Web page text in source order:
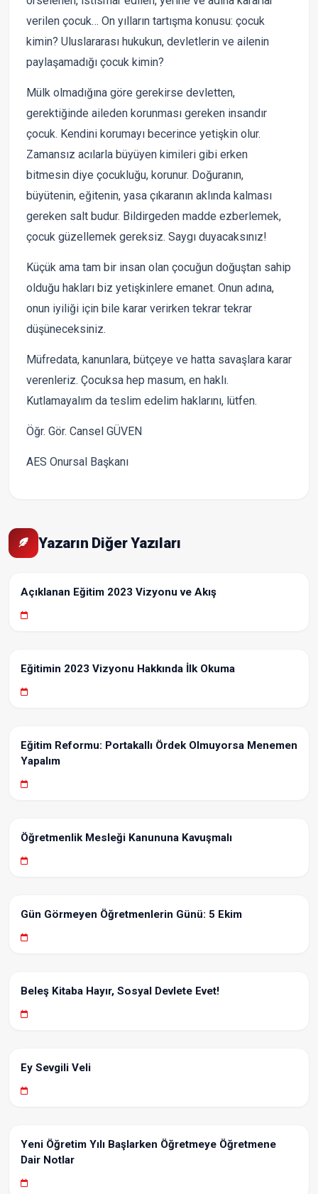
verilen çocuk… On yılların tartışma konusu: çocuk
kimin? Uluslararası hukukun, devletlerin ve ailenin
paylaşamadığı çocuk kimin?
Mülk olmadığına göre gerekirse devletten,
gerektiğinde aileden korunması gereken insandır
çocuk. Kendini korumayı becerince yetişkin olur.
Zamansız acılarla büyüyen kimileri gibi erken
bitmesin diye çocukluğu, korunur. Doğuranın,
büyütenin, eğitenin, yasa çıkaranın aklında kalması
gereken salt budur. Bildirgeden madde ezberlemek,
çocuk güzellemek gereksiz. Saygı duyacaksınız!
Küçük ama tam bir insan olan çocuğun doğuştan sahip
olduğu hakları biz yetişkinlere emanet. Onun adına,
onun iyiliği için bile karar verirken tekrar tekrar
düşüneceksiniz.
Müfredata, kanunlara, bütçeye ve hatta savaşlara karar
verenleriz. Çocuksa hep masum, en haklı.
Kutlamayalım da teslim edelim haklarını, lütfen.
Öğr. Gör. Cansel GÜVEN
AES Onursal Başkanı
Yazarın Diğer Yazıları
Açıklanan Eğitim 2023 Vizyonu ve Akış
Eğitimin 2023 Vizyonu Hakkında İlk Okuma
Eğitim Reformu: Portakallı Ördek Olmuyorsa Menemen
Yapalım
Öğretmenlik Mesleği Kanununa Kavuşmalı
Gün Görmeyen Öğretmenlerin Günü: 5 Ekim
Beleş Kitaba Hayır, Sosyal Devlete Evet!
Ey Sevgili Veli
Yeni Öğretim Yılı Başlarken Öğretmeye Öğretmene
Dair Notlar